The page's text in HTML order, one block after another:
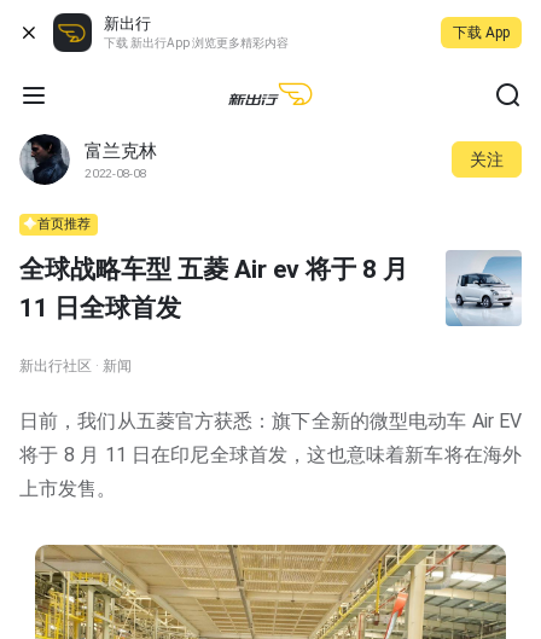
新出行
下载 新出行App 浏览更多精彩内容
下载 App
富兰克林
2022-08-08
关注
首页推荐
全球战略车型 五菱 Air ev 将于 8 月
11 日全球首发
新出行社区 · 新闻
日前，我们从五菱官方获悉：旗下全新的微型电动车 Air EV
将于 8 月 11 日在印尼全球首发，这也意味着新车将在海外
上市发售。